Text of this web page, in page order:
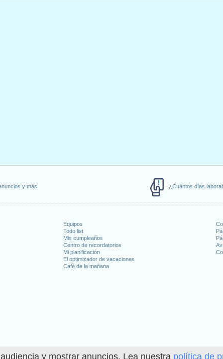
y mostrar anuncios. Lea nuestra política de
y más ¿Cuántos días
Equipos
Todo list
Mis cumpleaños
Centro de recordatorios
Mi planificación
El optimizador de vacaciones
Café de la mañana